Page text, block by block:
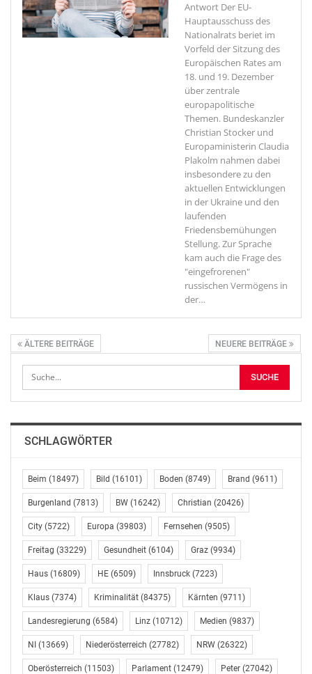
Antwort Der EU-
Hauptausschuss des
Nationalrats beriet im
Vorfeld der Sitzung des
Europäischen Rates am
18. und 19. Dezember
über zentrale
europapolitische
Themen. Bundeskanzler
Christian Stocker und
Europaministerin Claudia
Plakolm nahmen dabei
insbesondere zu den
aktuellen Entwicklungen
in der Ukraine und den
laufenden
Friedensbemühungen
Stellung. Zur Sprache
kam auch die Frage des
"eingefrorenen"
russischen Vermögens in
der…
ÄLTERE BEITRÄGE NEUERE BEITRÄGE
SCHLAGWÖRTER
Beim (18497) Bild (16101) Boden (8749) Brand (9611)
Burgenland (7813) BW (16242) Christian (20426)
City (5722) Europa (39803) Fernsehen (9505)
Freitag (33229) Gesundheit (6104) Graz (9934)
Haus (16809) HE (6509) Innsbruck (7223)
Klaus (7374) Kriminalität (84375) Kärnten (9711)
Landesregierung (6584) Linz (10712) Medien (9837)
NI (13669) Niederösterreich (27782) NRW (26322)
Oberösterreich (11503) Parlament (12479) Peter (27042)